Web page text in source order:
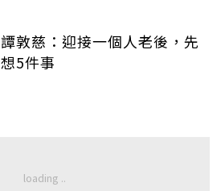
譚敦慈：迎接一個人老後，先
想5件事